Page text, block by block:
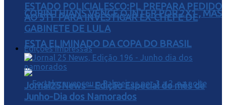
CORINTHIANS VENCE O INTER POR 2X1 , MAS
ESTA ELIMINADO DA COPA DO BRASIL
ESTADO POLICIALESCO:PL PREPARA PEDIDO
AO STF PARA INVESTIGAR EX-CHEFE DE
GABINETE DE LULA
Edições Impressas
Jornal25News – Edição Especial do mês de
Junho-Dia dos Namorados